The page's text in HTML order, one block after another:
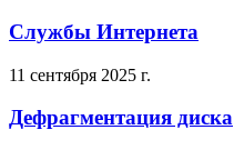
Службы Интернета
11 сентября 2025 г.
Дефрагментация диска